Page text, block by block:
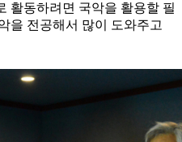
활동하려면 국악을 활용할 필
을 전공해서 많이 도와주고